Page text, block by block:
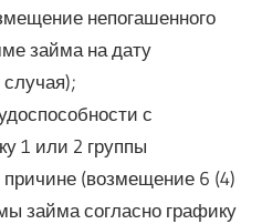
непогашенного
займа на дату
случая);
с
1 или 2 группы
(возмещение 6 (4)
займа согласно графику